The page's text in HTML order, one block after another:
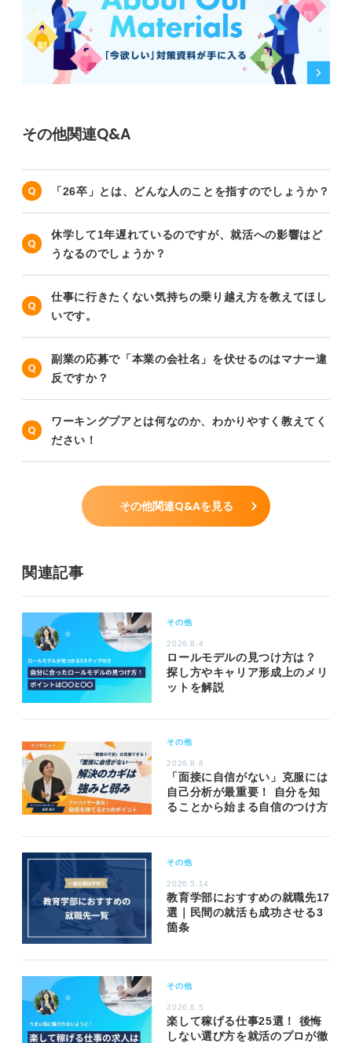
その他関連Q&A
「26卒」とは、どんな人のことを指すのでしょうか？
休学して1年遅れているのですが、就活への影響はど
うなるのでしょうか？
仕事に行きたくない気持ちの乗り越え方を教えてほし
いです。
副業の応募で「本業の会社名」を伏せるのはマナー違
反ですか？
ワーキングプアとは何なのか、わかりやすく教えてく
ださい！
その他関連Q&Aを見る
関連記事
その他
2026.8.4
ロールモデルの見つけ方は？
探し方やキャリア形成上のメリ
ットを解説
その他
2026.8.6
「面接に自信がない」克服には
自己分析が最重要！ 自分を知
ることから始まる自信のつけ方
その他
2026.5.14
教育学部におすすめの就職先17
選｜民間の就活も成功させる3
箇条
その他
2026.6.5
楽して稼げる仕事25選！ 後悔
しない選び方を就活のプロが徹